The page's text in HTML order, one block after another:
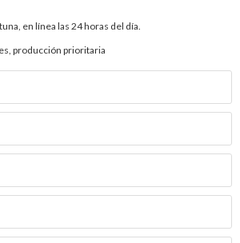
en línea las 24 horas del día.
producción prioritaria